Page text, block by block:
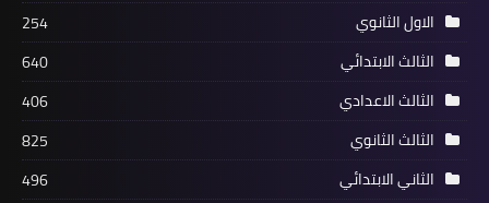
الاول الثانوي
254
الثالث الابتدائي
640
الثالث الاعدادي
406
الثالث الثانوي
825
الثاني الابتدائي
496